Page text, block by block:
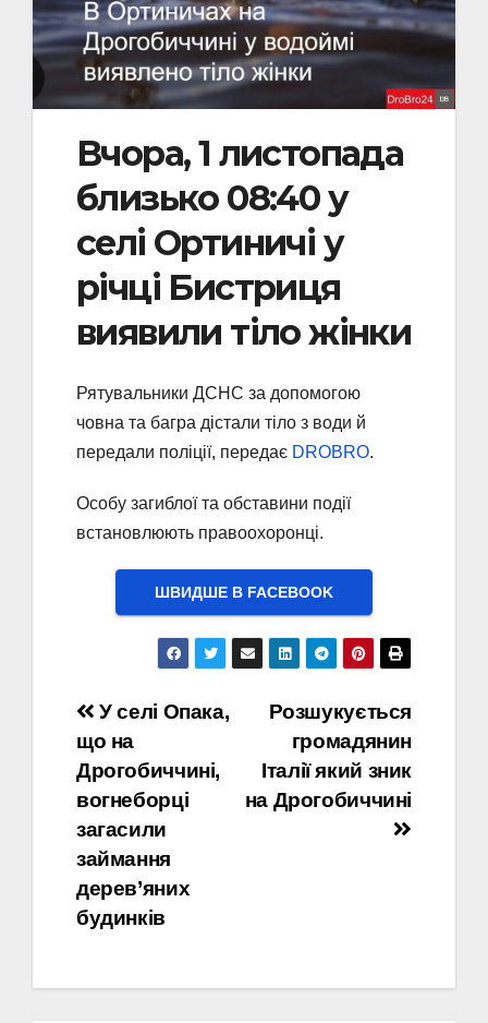
Вчора, 1 листопада
близько 08:40 у
селі Ортиничі у
річці Бистриця
виявили тіло жінки
Рятувальники ДСНС за допомогою
човна та багра дістали тіло з води й
передали поліції, передає DROBRO.
Особу загиблої та обставини події
встановлюють правоохоронці.
ШВИДШЕ В FACEBOOK
Навігація
записів
Розшукується
громадянин
Італії який зник
на Дрогобиччині
У селі Опака,
що на
Дрогобиччині,
вогнеборці
загасили
займання
дерев’яних
будинків